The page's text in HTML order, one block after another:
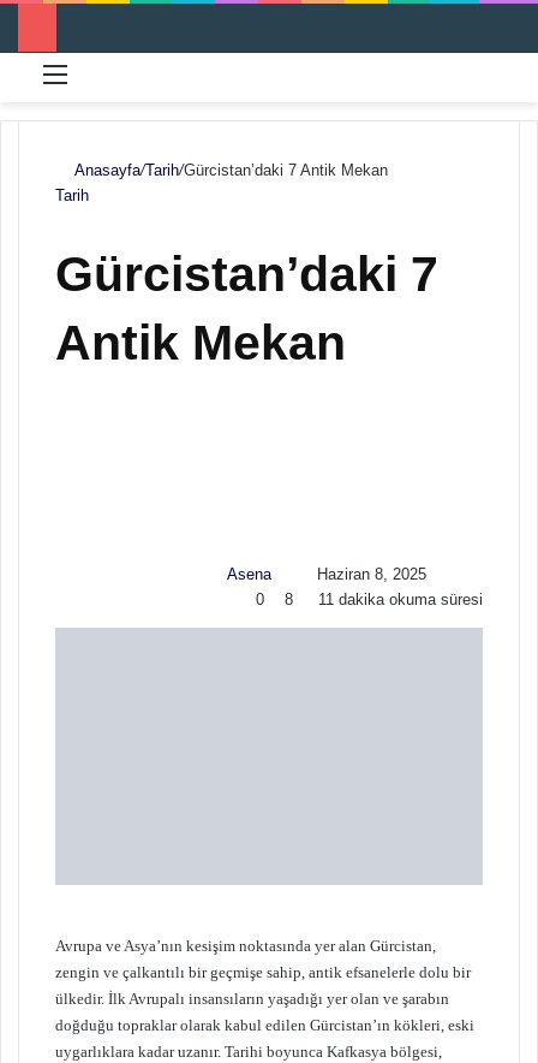
Anasayfa/Tarih/Gürcistan’daki 7 Antik Mekan
Tarih
Gürcistan’daki 7
Antik Mekan
Asena
X
o
s
t
Haziran 8, 2025
0
8 11 dakika okuma süresi
Avrupa ve Asya’nın kesişim noktasında yer alan Gürcistan,
zengin ve çalkantılı bir geçmişe sahip, antik efsanelerle dolu bir
ülkedir. İlk Avrupalı insansıların yaşadığı yer olan ve şarabın
doğduğu topraklar olarak kabul edilen Gürcistan’ın kökleri, eski
uygarlıklara kadar uzanır. Tarihi boyunca Kafkasya bölgesi,